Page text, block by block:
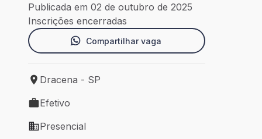
Publicada em 02 de outubro de 2025
Inscrições encerradas
Compartilhar vaga
Local de trabalho: Dracena - SP
Dracena - SP
Tipo de vaga: Efetivo
Efetivo
Modelo de trabalho: Presencial
Presencial